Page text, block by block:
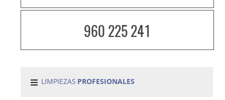
960 225 241
LIMPIEZAS PROFESIONALES